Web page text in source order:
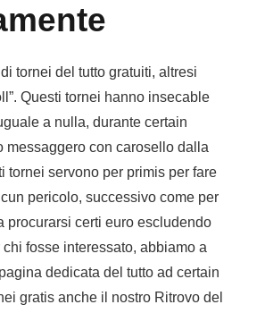
tornei del tutto gratuiti, altresi
Questi tornei hanno insecable
a nulla, durante certain
messaggero con carosello dalla
tornei servono per primis per fare
pericolo, successivo come per
procurarsi certi euro escludendo
fosse interessato, abbiamo a
dedicata del tutto ad certain
gratis anche il nostro Ritrovo del